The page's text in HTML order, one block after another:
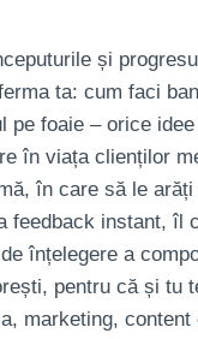
și
ta: cum faci
foaie – orice
în viața clienților
în care să le
instant, îl
înțelegere a
pentru că și tu
marketing,